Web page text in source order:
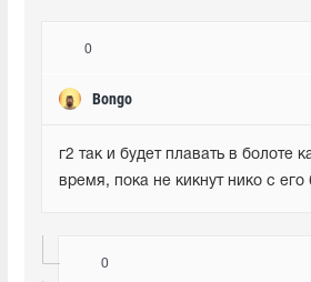
0
Bongo
г2 так и будет плавать в болоте
время, пока не кикнут нико с его
0